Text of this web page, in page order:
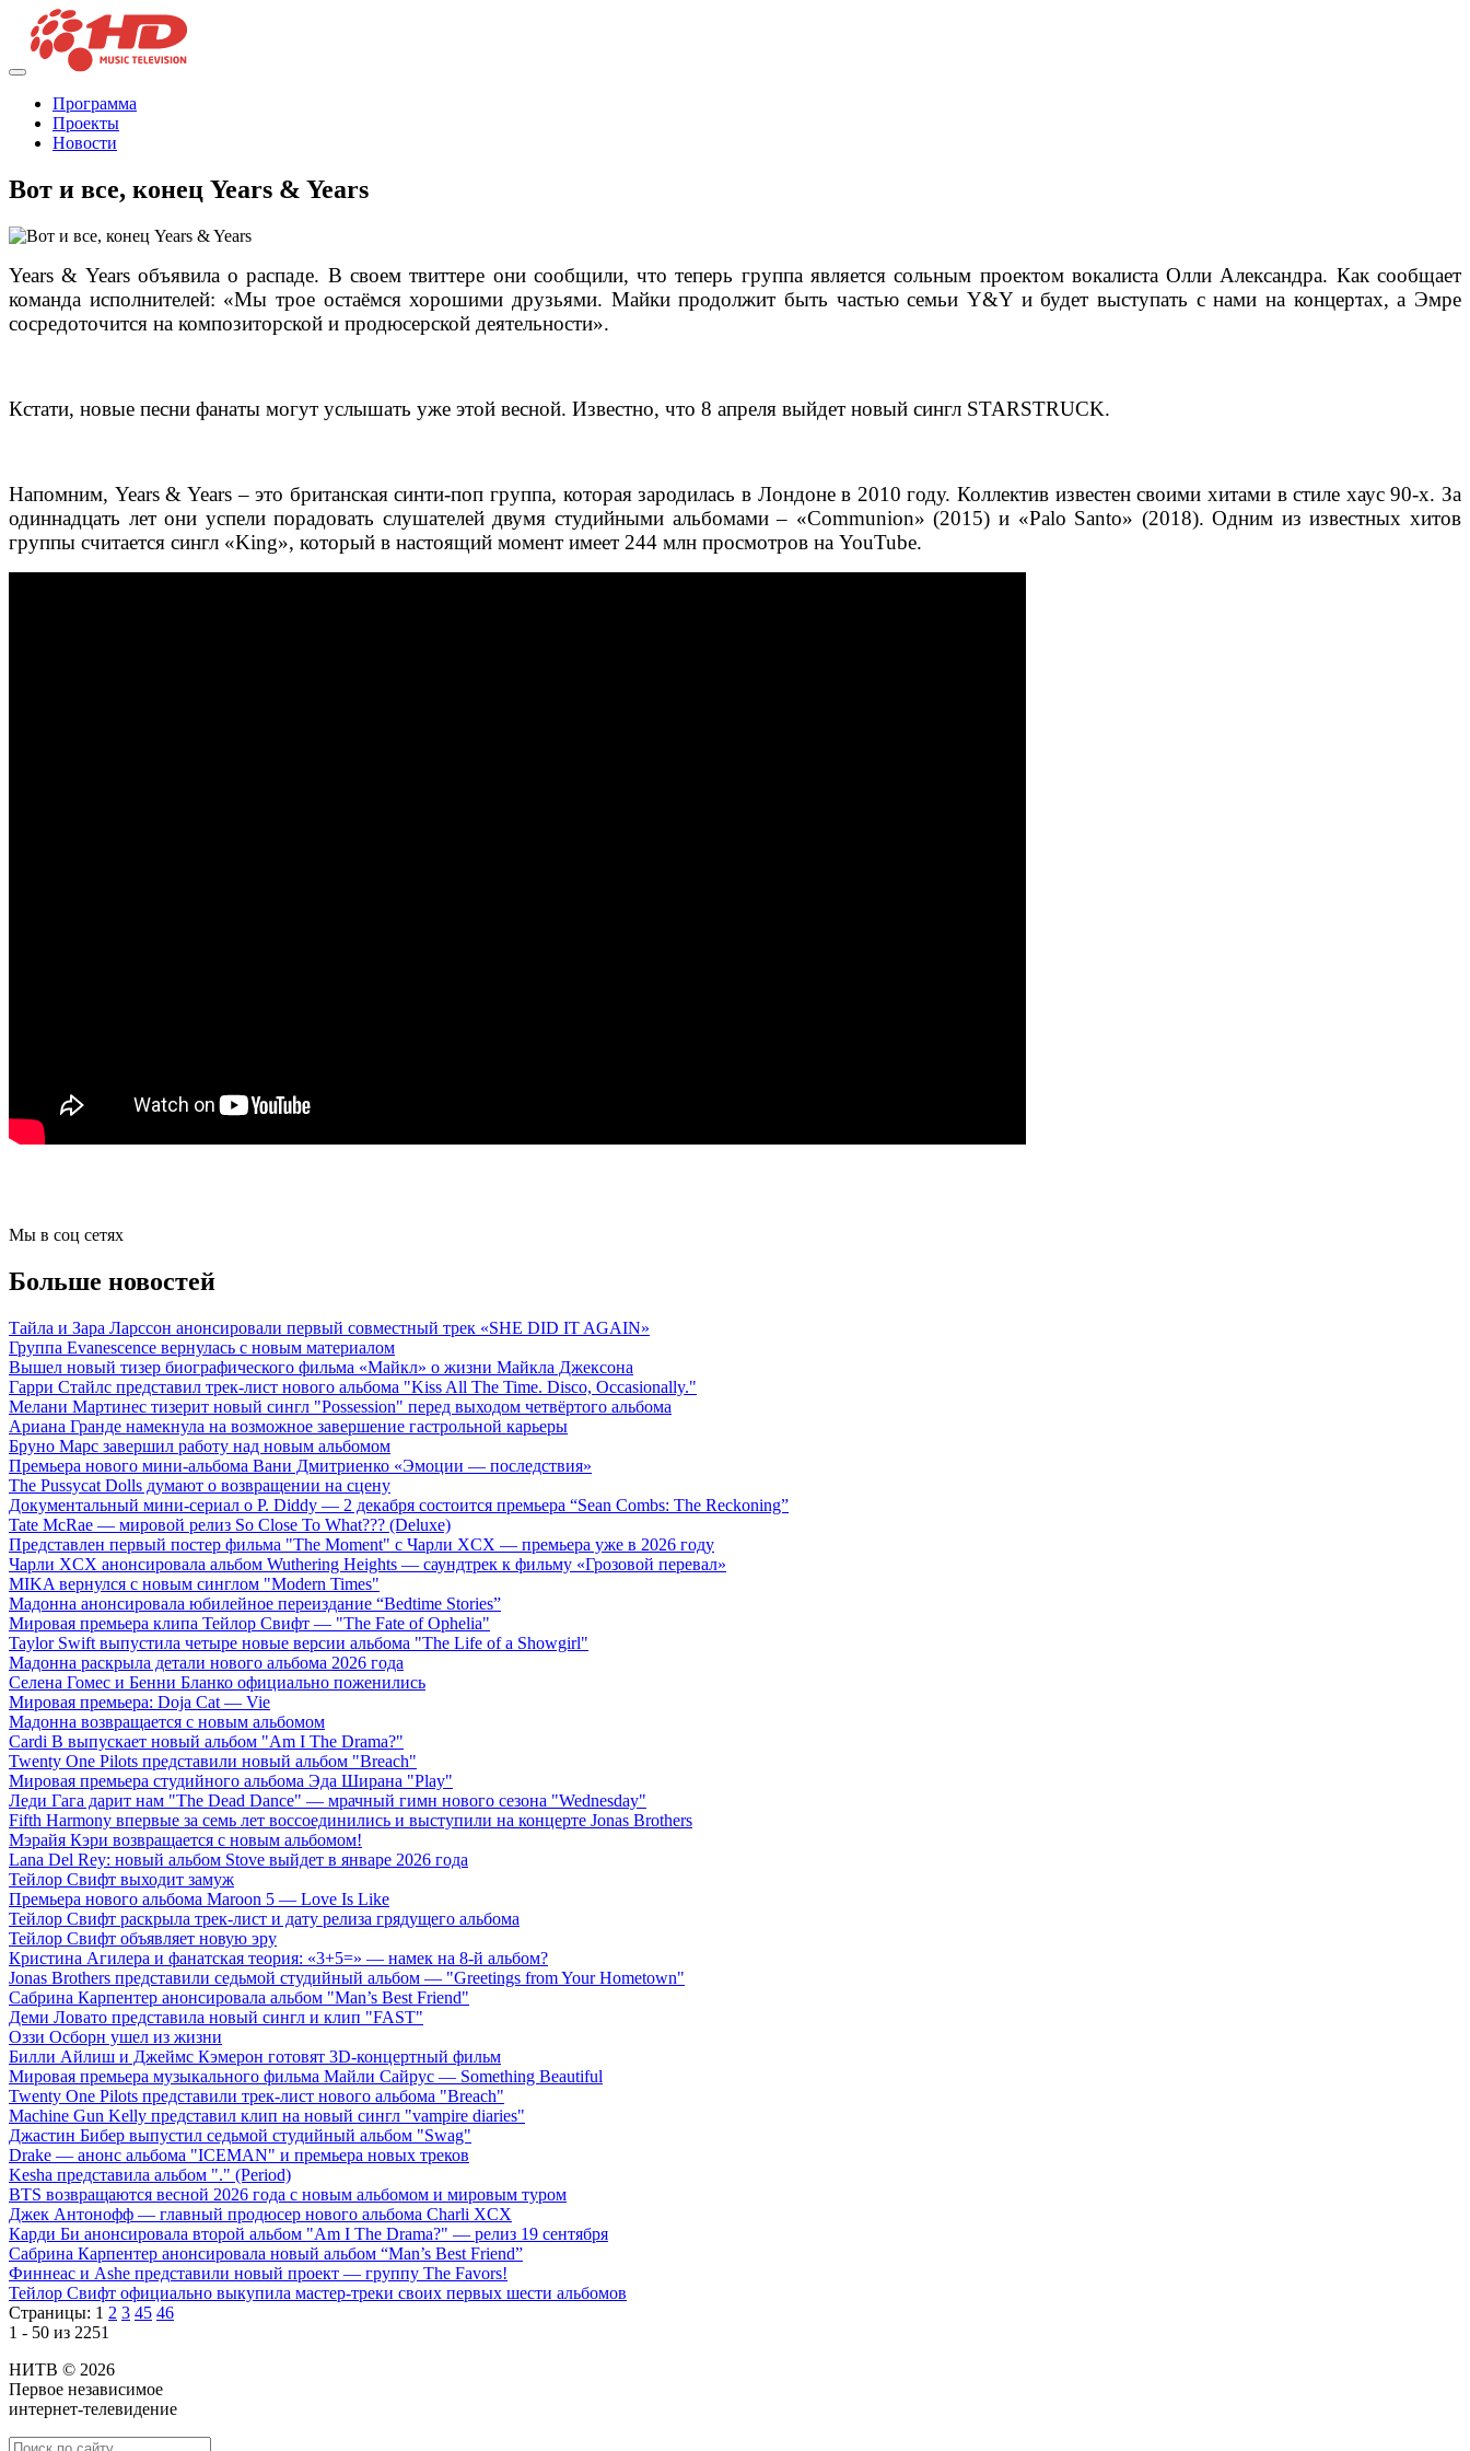
Программа
Проекты
Новости
Вот и все, конец Years & Years
Years & Years объявила о распаде. В своем твиттере они сообщили, что теперь группа является сольным проектом вокалиста Олли Александра. Как сообщает
команда исполнителей: «Мы трое остаёмся хорошими друзьями. Майки продолжит быть частью семьи Y&Y и будет выступать с нами на концертах, а Эмре
сосредоточится на композиторской и продюсерской деятельности».
Кстати, новые песни фанаты могут услышать уже этой весной. Известно, что 8 апреля выйдет новый сингл STARSTRUCK.
Напомним, Years & Years – это британская синти-поп группа, которая зародилась в Лондоне в 2010 году. Коллектив известен своими хитами в стиле хаус 90-х. За
одиннадцать лет они успели порадовать слушателей двумя студийными альбомами – «Communion» (2015) и «Palo Santo» (2018). Одним из известных хитов
группы считается сингл «King», который в настоящий момент имеет 244 млн просмотров на YouTube.
Мы в соц сетях
Больше новостей
Тайла и Зара Ларссон анонсировали первый совместный трек «SHE DID IT AGAIN»
Группа Evanescence вернулась с новым материалом
Вышел новый тизер биографического фильма «Майкл» о жизни Майкла Джексона
Гарри Стайлс представил трек-лист нового альбома "Kiss All The Time. Disco, Occasionally."
Мелани Мартинес тизерит новый сингл "Possession" перед выходом четвёртого альбома
Ариана Гранде намекнула на возможное завершение гастрольной карьеры
Бруно Марс завершил работу над новым альбомом
Премьера нового мини-альбома Вани Дмитриенко «Эмоции — последствия»
The Pussycat Dolls думают о возвращении на сцену
Документальный мини-сериал о P. Diddy — 2 декабря состоится премьера “Sean Combs: The Reckoning”
Tate McRae — мировой релиз So Close To What??? (Deluxe)
Представлен первый постер фильма "The Moment" с Чарли XCX — премьера уже в 2026 году
Чарли XCX анонсировала альбом Wuthering Heights — саундтрек к фильму «Грозовой перевал»
MIKA вернулся с новым синглом "Modern Times"
Мадонна анонсировала юбилейное переиздание “Bedtime Stories”
Мировая премьера клипа Тейлор Свифт — "The Fate of Ophelia"
Taylor Swift выпустила четыре новые версии альбома "The Life of a Showgirl"
Мадонна раскрыла детали нового альбома 2026 года
Селена Гомес и Бенни Бланко официально поженились
Мировая премьера: Doja Cat — Vie
Мадонна возвращается с новым альбомом
Cardi B выпускает новый альбом "Am I The Drama?"
Twenty One Pilots представили новый альбом "Breach"
Мировая премьера студийного альбома Эда Ширана "Play"
Леди Гага дарит нам "The Dead Dance" — мрачный гимн нового сезона "Wednesday"
Fifth Harmony впервые за семь лет воссоединились и выступили на концерте Jonas Brothers
Мэрайя Кэри возвращается с новым альбомом!
Lana Del Rey: новый альбом Stove выйдет в январе 2026 года
Тейлор Свифт выходит замуж
Премьера нового альбома Maroon 5 — Love Is Like
Тейлор Свифт раскрыла трек-лист и дату релиза грядущего альбома
Тейлор Свифт объявляет новую эру
Кристина Агилера и фанатская теория: «3+5=» — намек на 8-й альбом?
Jonas Brothers представили седьмой студийный альбом — "Greetings from Your Hometown"
Сабрина Карпентер анонсировала альбом "Man’s Best Friend"
Деми Ловато представила новый сингл и клип "FAST"
Оззи Осборн ушел из жизни
Билли Айлиш и Джеймс Кэмерон готовят 3D-концертный фильм
Мировая премьера музыкального фильма Майли Сайрус — Something Beautiful
Twenty One Pilots представили трек-лист нового альбома "Breach"
Machine Gun Kelly представил клип на новый сингл "vampire diaries"
Джастин Бибер выпустил седьмой студийный альбом "Swag"
Drake — анонс альбома "ICEMAN" и премьера новых треков
Kesha представила альбом "." (Period)
BTS возвращаются весной 2026 года с новым альбомом и мировым туром
Джек Антонофф — главный продюсер нового альбома Charli XCX
Карди Би анонсировала второй альбом "Am I The Drama?" — релиз 19 сентября
Сабрина Карпентер анонсировала новый альбом “Man’s Best Friend”
Финнеас и Ashe представили новый проект — группу The Favors!
Тейлор Свифт официально выкупила мастер-треки своих первых шести альбомов
Страницы: 1 2 3 45 46
1 - 50 из 2251
НИТВ © 2026
Первое независимое
интернет-телевидение